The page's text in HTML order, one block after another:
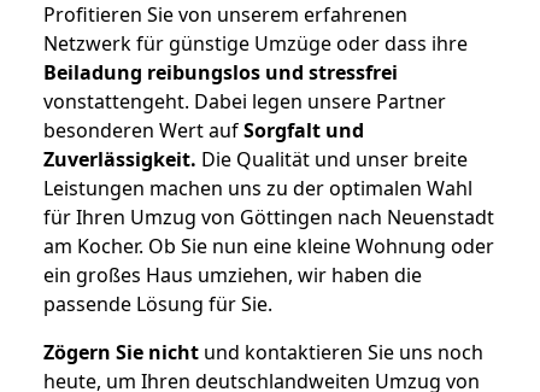
Profitieren Sie von unserem erfahrenen
Netzwerk für günstige Umzüge oder dass ihre
Beiladung reibungslos und stressfrei
vonstattengeht. Dabei legen unsere Partner
besonderen Wert aufSorgfalt und
Zuverlässigkeit. Die Qualität und unser breite
Leistungen machen uns zu der optimalen Wahl
für Ihren Umzug von Göttingen nach Neuenstadt
am Kocher. Ob Sie nun eine kleine Wohnung oder
ein großes Haus umziehen, wir haben die
passende Lösung für Sie.
Zögern Sie nicht und kontaktieren Sie uns noch
heute, um Ihren deutschlandweiten Umzug von